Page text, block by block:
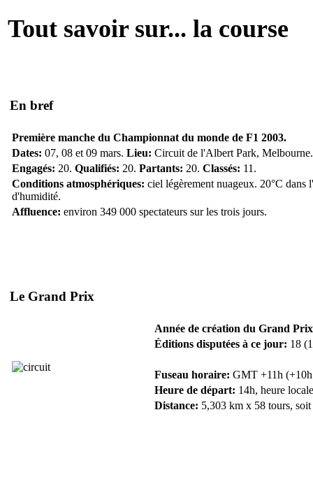
Tout savoir sur... la course
En bref
Première manche du Championnat du monde de F1 2003.
Dates: 07, 08 et 09 mars. Lieu: Circuit de l'Albert Park, Melbourne.
Engagés: 20. Qualifiés: 20. Partants: 20. Classés: 11.
Conditions atmosphériques: ciel légèrement nuageux. 20°C dans
d'humidité.
Affluence: environ 349 000 spectateurs sur les trois jours.
Le Grand Prix
Année de création du Grand
Éditions disputées à ce jour: 18
Fuseau horaire: GMT +11h
Heure de départ: 14h, heure
Distance: 5,303 km x 58 tours,